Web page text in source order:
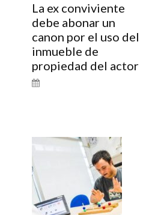
La ex conviviente
debe abonar un
canon por el uso del
inmueble de
propiedad del actor